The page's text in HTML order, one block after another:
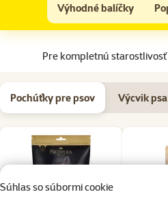
Súhlas so súbormi cookie
Vodidlo FLEXI Long 3 modré L
Výhodné balíčky
Na začiatok stránky
Pre kompletnú
Pochúťky pre psov Výcvik psa